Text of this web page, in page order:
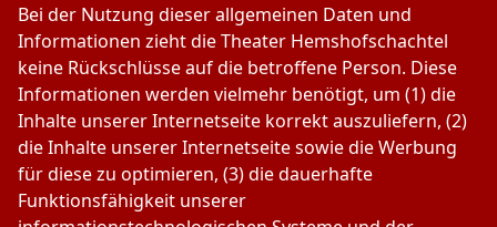
Bei der Nutzung dieser allgemeinen Daten und
Informationen zieht die Theater Hemshofschachtel
keine Rückschlüsse auf die betroffene Person. Diese
Informationen werden vielmehr benötigt, um (1) die
Inhalte unserer Internetseite korrekt auszuliefern, (2)
die Inhalte unserer Internetseite sowie die Werbung
für diese zu optimieren, (3) die dauerhafte
Funktionsfähigkeit unserer